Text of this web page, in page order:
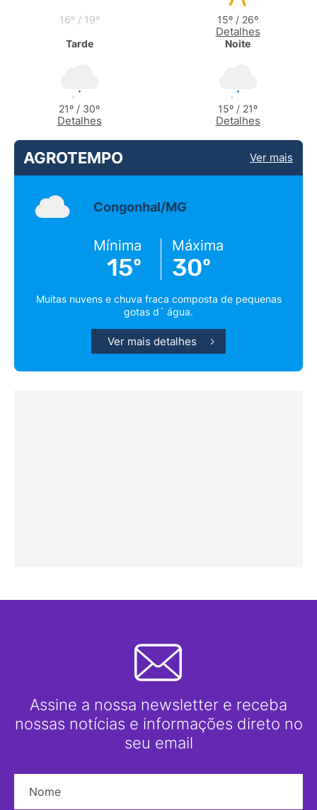
16º / 19º 15º / 26º
Detalhes
Tarde
21º / 30º
Detalhes
Noite
15º / 21º
Detalhes
AGROTEMPO Ver mais
Congonhal/MG
Mínima
15º
Máxima
30º
Muitas nuvens e chuva fraca composta de pequenas
gotas d´ água.
Ver mais detalhes
Assine a nossa newsletter e receba
nossas notícias e informações direto no
seu email